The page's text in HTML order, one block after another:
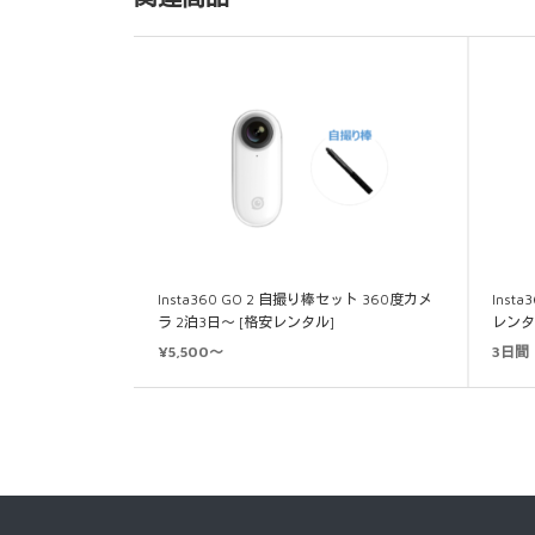
Insta360 GO 2 自撮り棒セット 360度カメ
ラ 2泊3日～ [格安レンタル]
¥5,500～
レン
3日